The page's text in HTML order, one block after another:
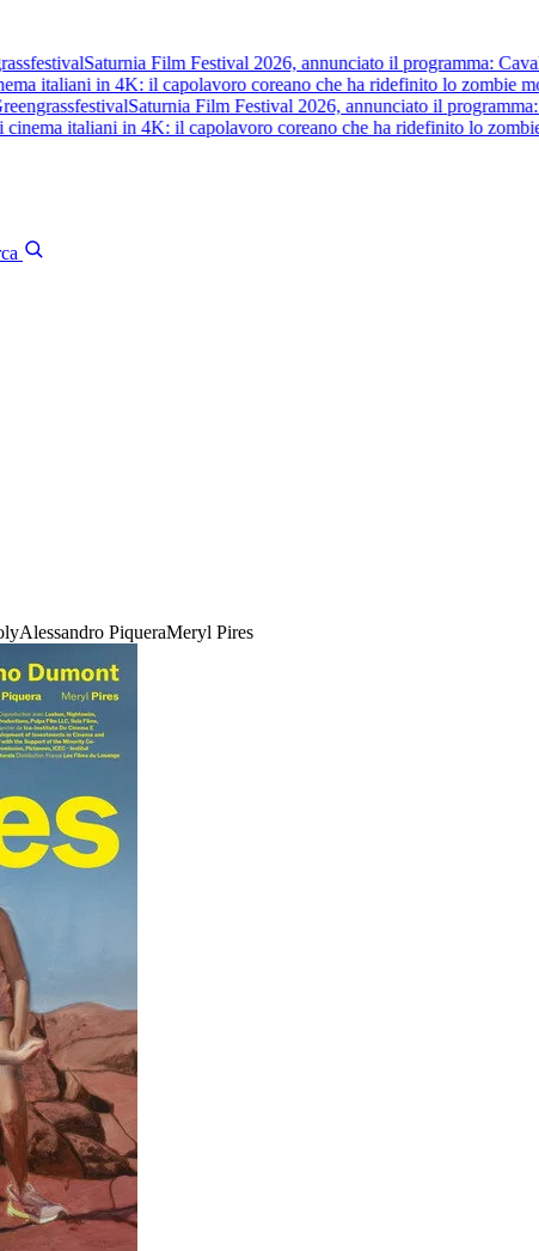
festivalSaturnia Film Festival 2026, annunciato il programma:
italiani in 4K: il capolavoro coreano che ha ridefinito lo zombie
festivalSaturnia Film Festival 2026, annunciato il
italiani in 4K: il capolavoro coreano che ha ridefinito lo
Alessandro PiqueraMeryl Pires